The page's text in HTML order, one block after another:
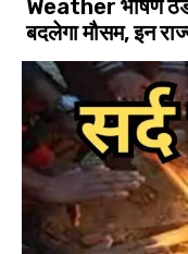
Weather भीषण
बदलेगा मौसम, इन